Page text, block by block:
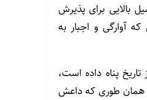
بالایی برای پذیرش
آوارگی و اجبار به
پناه داده است،
همان طوری که داعش